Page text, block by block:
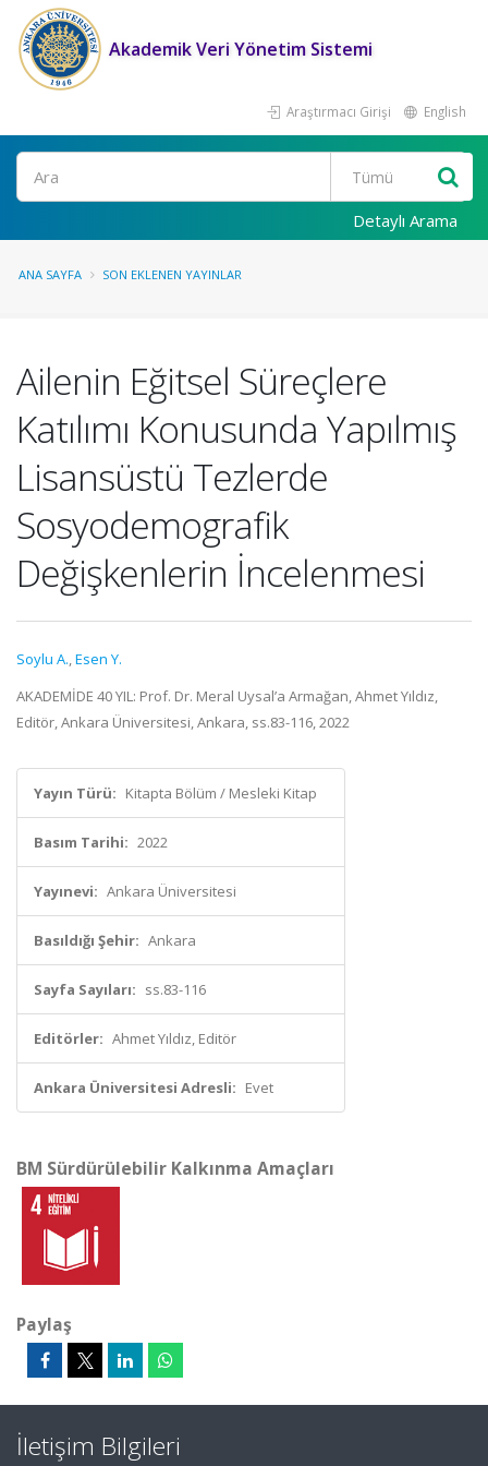
Akademik Veri Yönetim Sistemi
Araştırmacı Girişi English
Ara
Detaylı Arama
ANA SAYFA SON EKLENEN YAYINLAR
Ailenin Eğitsel Süreçlere
Katılımı Konusunda Yapılmış
Lisansüstü Tezlerde
Sosyodemografik
Değişkenlerin İncelenmesi
Soylu A.,Esen Y.
AKADEMİDE 40 YIL: Prof. Dr. Meral Uysal’a Armağan, Ahmet Yıldız,
Editör, Ankara Üniversitesi, Ankara, ss.83-116, 2022
Yayın Türü: Kitapta Bölüm / Mesleki Kitap
Basım Tarihi: 2022
Yayınevi: Ankara Üniversitesi
Basıldığı Şehir: Ankara
Sayfa Sayıları: ss.83-116
Editörler: Ahmet Yıldız, Editör
Ankara Üniversitesi Adresli: Evet
BM Sürdürülebilir Kalkınma Amaçları
Paylaş
İletişim Bilgileri